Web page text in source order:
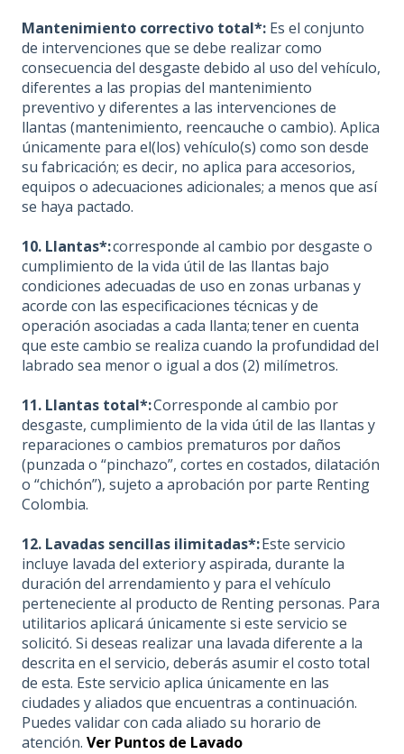
Mantenimiento correctivo total*: Es el conjunto
de intervenciones que se debe realizar como
consecuencia del desgaste debido al uso del vehículo,
diferentes a las propias del mantenimiento
preventivo y diferentes a las intervenciones de
llantas (mantenimiento, reencauche o cambio). Aplica
únicamente para el(los) vehículo(s) como son desde
su fabricación; es decir, no aplica para accesorios,
equipos o adecuaciones adicionales; a menos que así
se haya pactado.
10. Llantas*:corresponde al cambio por desgaste o
cumplimiento de la vida útil de las llantas bajo
condiciones adecuadas de uso en zonas urbanas y
acorde con las especificaciones técnicas y de
operación asociadas a cada llanta; tener en cuenta
que este cambio se realiza cuando la profundidad del
labrado sea menor o igual a dos (2) milímetros.
11. Llantas total*:Corresponde al cambio por
desgaste, cumplimiento de la vida útil de las llantas y
reparaciones o cambios prematuros por daños
(punzada o “pinchazo”, cortes en costados, dilatación
o “chichón”), sujeto a aprobación por parte Renting
Colombia.
12. Lavadas sencillas ilimitadas*:Este servicio
incluye lavada del exterior y aspirada, durante la
duración del arrendamiento y para el vehículo
perteneciente al producto de Renting personas. Para
utilitarios aplicará únicamente si este servicio se
solicitó. Si deseas realizar una lavada diferente a la
descrita en el servicio, deberás asumir el costo total
de esta. Este servicio aplica únicamente en las
ciudades y aliados que encuentras a continuación.
Puedes validar con cada aliado su horario de
atención. Ver Puntos de Lavado